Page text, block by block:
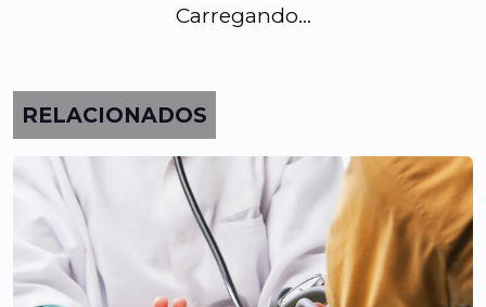
Carregando...
RELACIONADOS